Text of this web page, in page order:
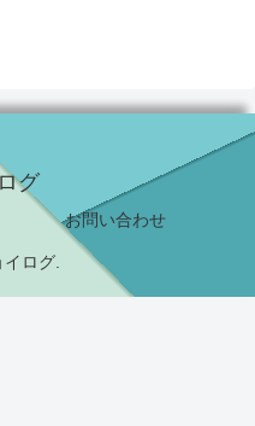
グ
お問い合わせ
ログ.